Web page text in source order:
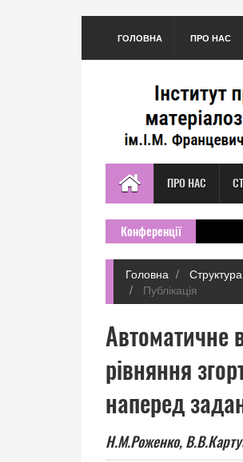
ГОЛОВНА ПРО НАС
ПРО НАС
Конференції
Головна Структура
Публікація
Автоматичне
рівняння
наперед
Н.М.Роженко,